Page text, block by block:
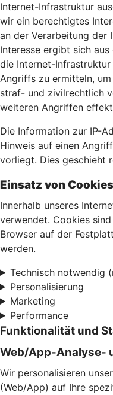
Internet-Infrastruktur
wir ein berechtigtes
an der Verarbeitung der
Interesse ergibt sich
die Internet-
Angriffs zu ermitteln,
straf- und zivilrechtlich
weiteren Angriffen
Die Information zur IP-
Hinweis auf einen
vorliegt. Dies geschieht
Einsatz von Cookies
Innerhalb unseres
verwendet. Cookies
Browser auf der
werden.
Technisch notwendig
Personalisierung
Marketing
Performance
Funktionalität und
Web/App-Analyse-
Wir personalisieren
(Web/App) auf Ihre